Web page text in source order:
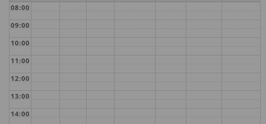
08:00
09:00
10:00
11:00
12:00
13:00
14:00